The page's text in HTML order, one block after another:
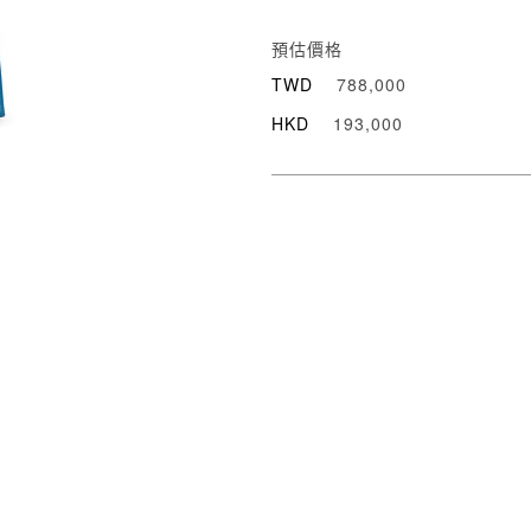
預估價格
TWD
788,000
HKD
193,000